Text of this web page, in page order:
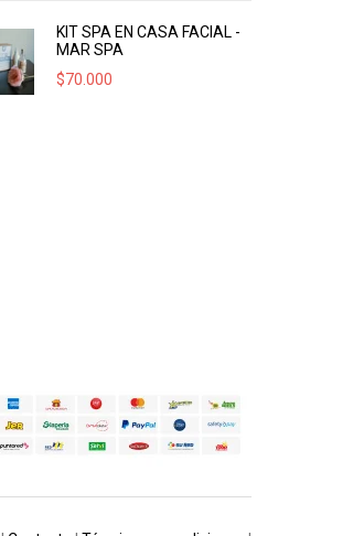
KIT SPA EN CASA FACIAL -
MAR SPA
$70.000